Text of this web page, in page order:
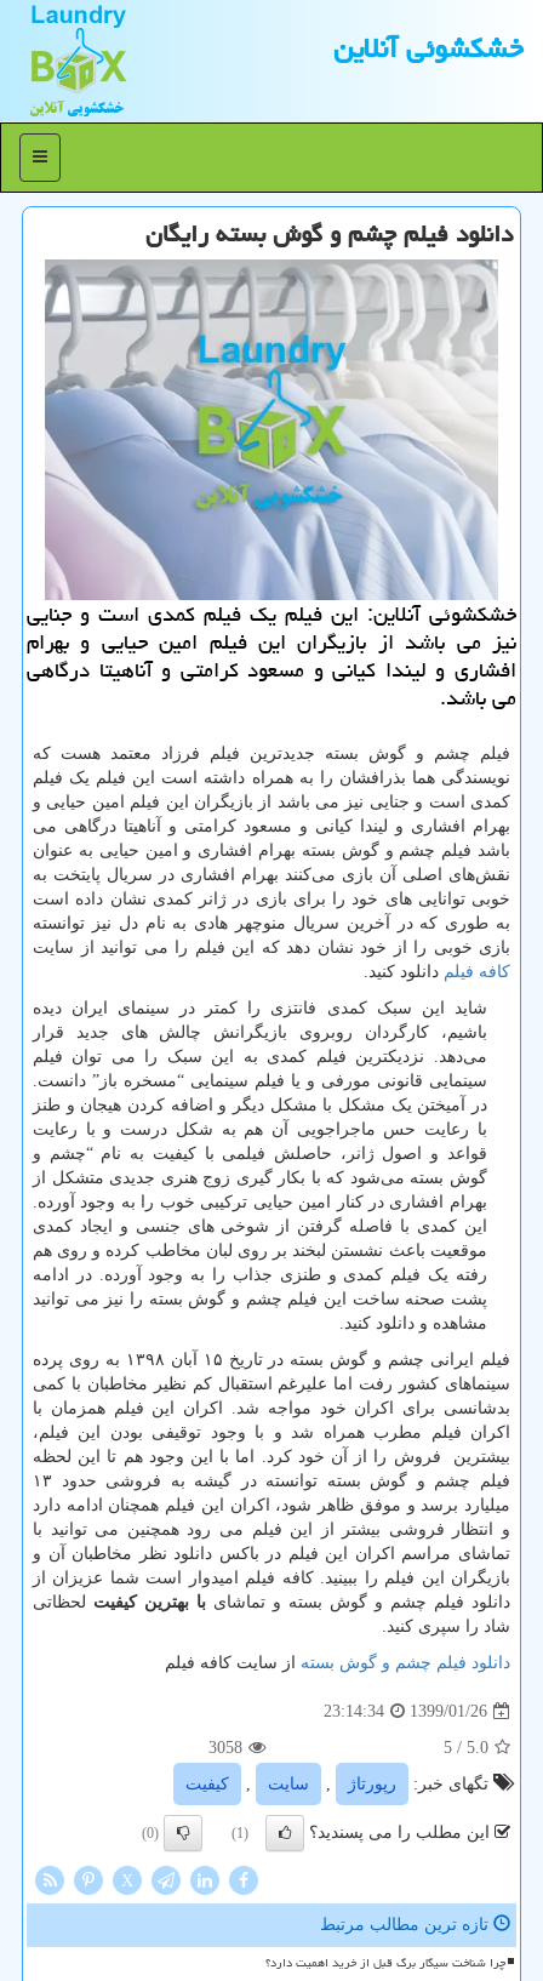
خشكشوئی آنلاین
منو
دانلود فیلم چشم و گوش بسته رایگان
خشكشوئی آنلاین: این فیلم یك فیلم كمدی است و جنایی
نیز می باشد از بازیگران این فیلم امین حیایی و بهرام
افشاری و لیندا كیانی و مسعود كرامتی و آناهیتا درگاهی
می باشد.
فیلم چشم و گوش بسته جدیدترین فیلم فرزاد معتمد هست که
نویسندگی هما بذرافشان را به همراه داشته است این فیلم یک فیلم
کمدی است و جنایی نیز می باشد از بازیگران این فیلم امین حیایی و
بهرام افشاری و لیندا کیانی و مسعود کرامتی و آناهیتا درگاهی می
باشد فیلم چشم و گوش بسته بهرام افشاری و امین حیایی به عنوان
نقش‌های اصلی آن بازی می‌کنند بهرام افشاری در سریال پایتخت به
خوبی توانایی های خود را برای بازی در ژانر کمدی نشان داده است
به طوری که در آخرین سریال منوچهر هادی به نام دل نیز توانسته
بازی خوبی را از خود نشان دهد که این فیلم را می توانید از سایت
کافه فیلم دانلود کنید.
شاید این سبک کمدی فانتزی را کمتر در سینمای ایران دیده
باشیم، کارگردان روبروی بازیگرانش چالش های جدید قرار
می‌دهد. نزدیکترین فیلم کمدی به این سبک را می توان فیلم
سینمایی قانونی مورفی و یا فیلم سینمایی “مسخره باز” دانست.
در آمیختن یک مشکل با مشکل دیگر و اضافه کردن هیجان و طنز
با رعایت حس ماجراجویی آن هم به شکل درست و با رعایت
قواعد و اصول ژانر، حاصلش فیلمی با کیفیت به نام “چشم و
گوش بسته می‌شود که با بکار گیری زوج هنری جدیدی متشکل از
بهرام افشاری در کنار امین حیایی ترکیبی خوب را به وجود آورده.
این کمدی با فاصله گرفتن از شوخی های جنسی و ایجاد کمدی
موقعیت باعث نشستن لبخند بر روی لبان مخاطب کرده و روی هم
رفته یک فیلم کمدی و طنزی جذاب را به وجود آورده. در ادامه
پشت صحنه ساخت این فیلم چشم و گوش بسته را نیز می توانید
مشاهده و دانلود کنید.
فیلم ایرانی چشم و گوش بسته در تاریخ ۱۵ آبان ۱۳۹۸ به روی پرده
سینماهای کشور رفت اما علیرغم استقبال کم نظیر مخاطبان با کمی
بدشانسی برای اکران خود مواجه شد. اکران این فیلم همزمان با
اکران فیلم مطرب همراه شد و با وجود توقیفی بودن این فیلم،
بیشترین فروش را از آن خود کرد. اما با این وجود هم تا این لحظه
فیلم چشم و گوش بسته توانسته در گیشه به فروشی حدود ۱۳
میلیارد برسد و موفق ظاهر شود، اکران این فیلم همچنان ادامه دارد
و انتظار فروشی بیشتر از این فیلم می رود همچنین می توانید با
تماشای مراسم اکران این فیلم در باکس دانلود نظر مخاطبان آن و
بازیگران این فیلم را ببینید. کافه فیلم امیدوار است شما عزیزان از
دانلود فیلم چشم و گوش بسته و تماشای با بهترین کیفیت لحظاتی
شاد را سپری کنید.
دانلود فیلم چشم و گوش بسته از سایت کافه فیلم
1399/01/26
23:14:34
5.0
/ 5
3058
تگهای خبر:
رپورتاژ , سایت , كیفیت
این مطلب را می پسندید؟ (1)
(0)
X
تازه ترین مطالب مرتبط
چرا شناخت سیگار برگ قبل از خرید اهمیت دارد؟